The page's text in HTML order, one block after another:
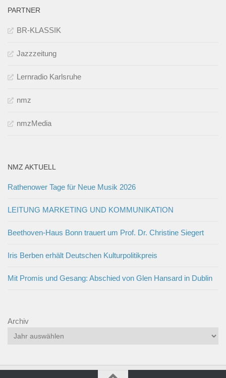
PARTNER
BR-KLASSIK
Jazzzeitung
Lernradio Karlsruhe
nmz
nmzMedia
NMZ AKTUELL
Rathenower Tage für Neue Musik 2026
LEITUNG MARKETING UND KOMMUNIKATION
Beethoven-Haus Bonn trauert um Prof. Dr. Christine Siegert
Iris Berben erhält Deutschen Kulturpolitikpreis
Mit Promis und Gesang: Abschied von Glen Hansard in Dublin
Archiv